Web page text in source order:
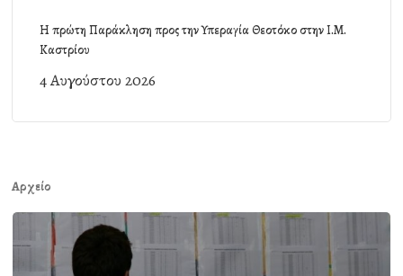
Η πρώτη Παράκληση προς την Υπεραγία Θεοτόκο στην Ι.Μ.
Καστρίου
4 Αυγούστου 2026
Αρχείο